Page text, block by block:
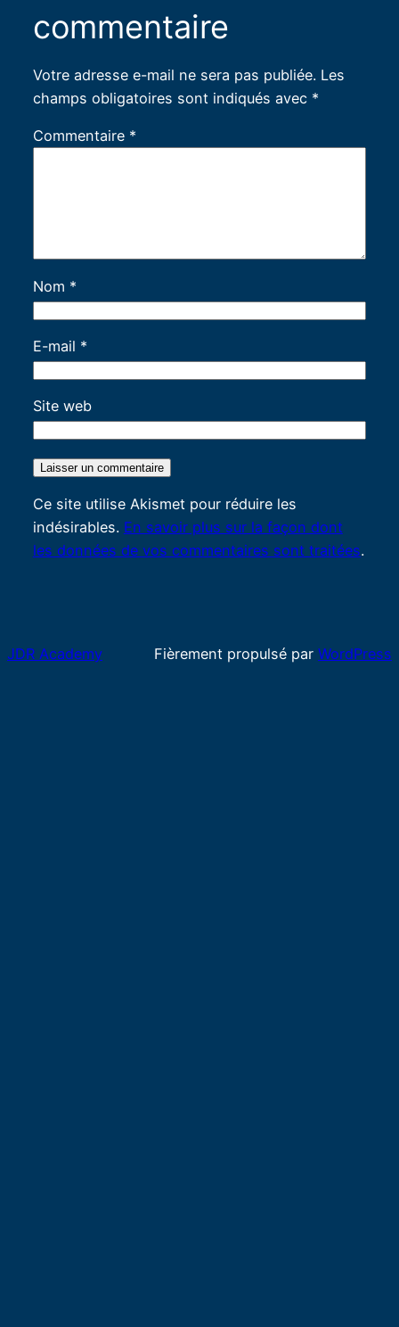
commentaire
Votre adresse e-mail ne sera pas publiée. Les
champs obligatoires sont indiqués avec *
Commentaire *
Nom *
E-mail *
Site web
Ce site utilise Akismet pour réduire les
indésirables. En savoir plus sur la façon dont
les données de vos commentaires sont traitées.
JDR Academy Fièrement propulsé par WordPress